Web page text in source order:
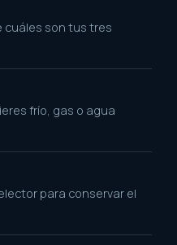
cuáles son tus tres
frío, gas o agua
para conservar el